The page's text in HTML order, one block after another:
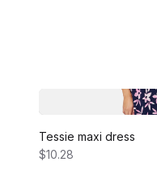
Tessie maxi dress
$10.28